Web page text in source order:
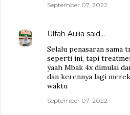
September 07, 2022
Ulfah Aulia said…
Selalu penasaran sama
seperti ini, tapi
yaah Mbak 4x dimulai
dan kerennya lagi
waktu
September 07, 2022